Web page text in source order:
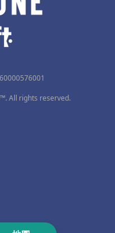
All rights reserved.